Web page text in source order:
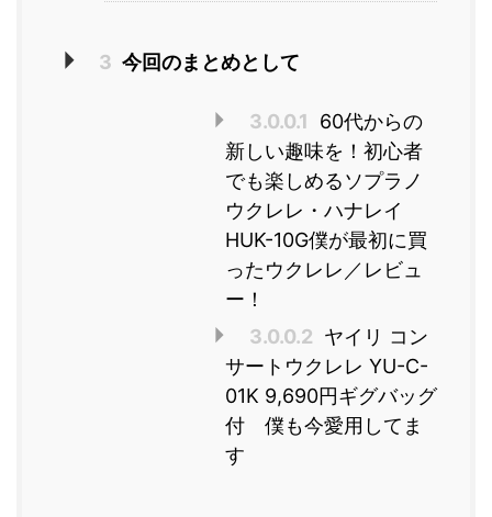
3 今回のまとめとして
3.0.0.1
60代からの
新しい趣味を！初心者
でも楽しめるソプラノ
ウクレレ・ハナレイ
HUK-10G僕が最初に買
ったウクレレ／レビュ
ー！
3.0.0.2 ヤイリ コン
サートウクレレ YU-C-
01K 9,690円ギグバッグ
付 僕も今愛用してま
す